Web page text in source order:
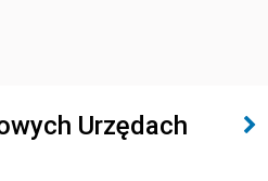
Urzędach